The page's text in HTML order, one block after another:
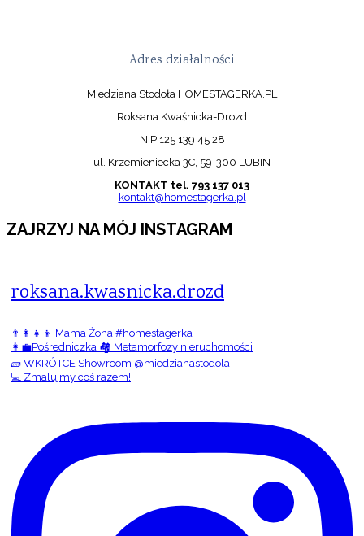
Adres działalności
Miedziana Stodoła HOMESTAGERKA.PL
Roksana Kwaśnicka-Drozd
NIP 125 139 45 28
ul. Krzemieniecka 3C, 59-300 LUBIN
KONTAKT tel. 793 137 013
kontakt@homestagerka.pl
ZAJRZYJ NA MÓJ INSTAGRAM
roksana.kwasnicka.drozd
👨‍👩‍👧‍👦 Mama Żona #homestagerka
👩‍💼Pośredniczka 🏘️ Metamorfozy nieruchomości
🧱 WKRÓTCE Showroom @miedzianastodola
💻 Zmalujmy coś razem!